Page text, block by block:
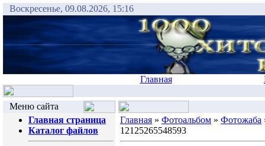
Воскресенье, 09.08.2026, 15:16
Главная
Меню сайта
Главная страница
Каталог файлов
Главная » Фотоальбом » Фотожаба
12125265548593